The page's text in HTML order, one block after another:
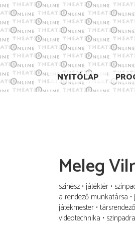
NYITÓLAP
Meleg
színész játéktér
a rendező munkatársa
játékmester társrendező
videotechnika